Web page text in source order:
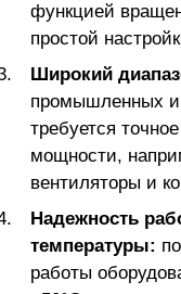
функцией
простой
Широкий
промышленных и
требуется
мощности,
вентиляторы и
Надежность
температуры:
работы